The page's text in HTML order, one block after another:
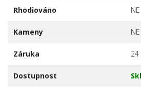
Rhodiováno NE
Kameny NE
Záruka 24
Dostupnost